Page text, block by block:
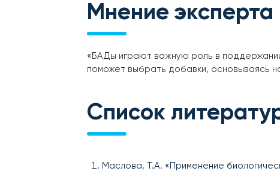
Мнение эксперта
«БАДы играют важную роль в
поможет выбрать добавки, основываясь
Список
Маслова, Т.А. «Применение